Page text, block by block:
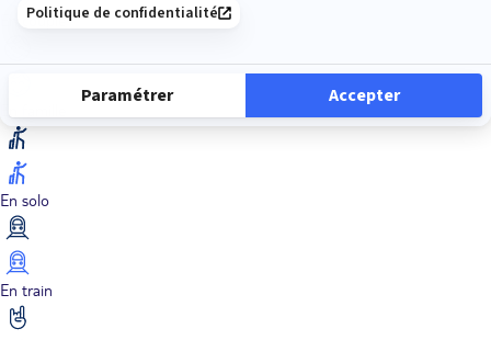
En couple
En solo
En train